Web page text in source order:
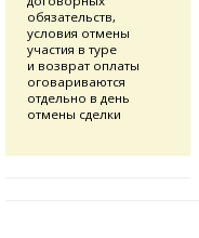
обязательств,
условия отмены
участия в туре
и возврат оплаты
оговариваются
отдельно в день
отмены сделки